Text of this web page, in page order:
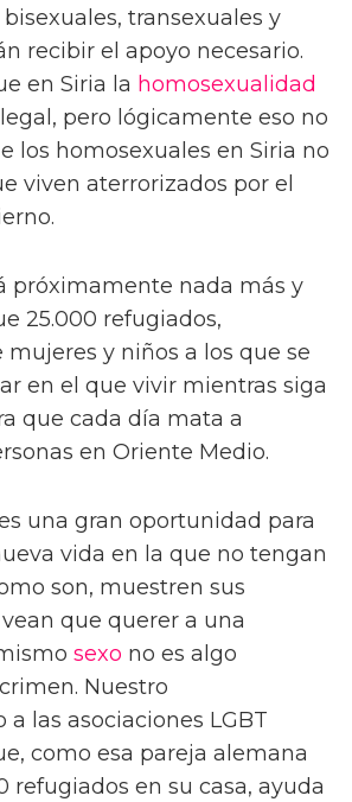
transexuales y
recibir el apoyo necesario.
en Siria la homosexualidad
pero lógicamente eso no
los homosexuales en Siria no
viven aterrorizados por el
próximamente nada más y
25.000 refugiados,
y niños a los que se
en el que vivir mientras siga
que cada día mata a
en Oriente Medio.
una gran oportunidad para
vida en la que no tengan
son, muestren sus
que querer a una
sexo no es algo
Nuestro
las asociaciones LGBT
como esa pareja alemana
refugiados en su casa, ayuda